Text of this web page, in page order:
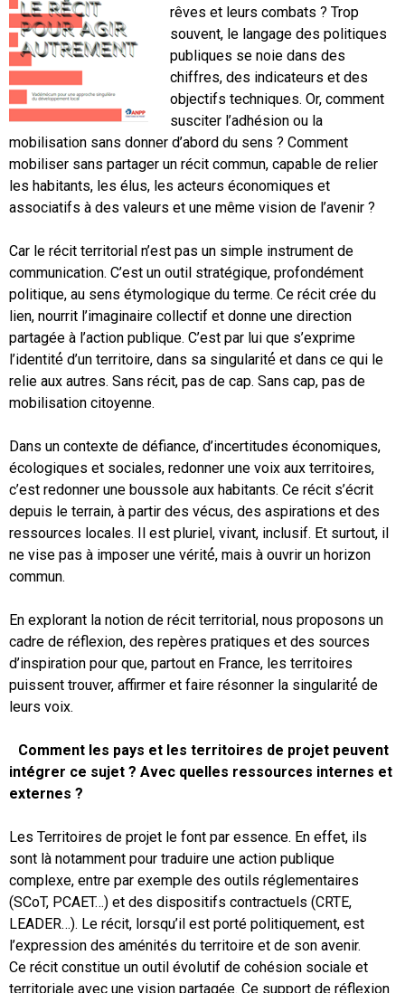
rêves et leurs combats ? Trop
souvent, le langage des politiques
publiques se noie dans des
chiffres, des indicateurs et des
objectifs techniques. Or, comment
susciter l’adhésion ou la
mobilisation sans donner d’abord du sens ? Comment
mobiliser sans partager un récit commun, capable de relier
les habitants, les élus, les acteurs économiques et
associatifs à des valeurs et une même vision de l’avenir ?
Car le récit territorial n’est pas un simple instrument de
communication. C’est un outil stratégique, profondément
politique, au sens étymologique du terme. Ce récit crée du
lien, nourrit l’imaginaire collectif et donne une direction
partagée à l’action publique. C’est par lui que s’exprime
l’identité́ d’un territoire, dans sa singularité́ et dans ce qui le
relie aux autres. Sans récit, pas de cap. Sans cap, pas de
mobilisation citoyenne.
Dans un contexte de défiance, d’incertitudes économiques,
écologiques et sociales, redonner une voix aux territoires,
c’est redonner une boussole aux habitants. Ce récit s’écrit
depuis le terrain, à partir des vécus, des aspirations et des
ressources locales. Il est pluriel, vivant, inclusif. Et surtout, il
ne vise pas à imposer une vérité́, mais à ouvrir un horizon
commun.
En explorant la notion de récit territorial, nous proposons un
cadre de réflexion, des repères pratiques et des sources
d’inspiration pour que, partout en France, les territoires
puissent trouver, affirmer et faire résonner la singularité́ de
leurs voix.
Comment les pays et les territoires de projet peuvent
intégrer ce sujet ? Avec quelles ressources internes et
externes ?
Les Territoires de projet le font par essence. En effet, ils
sont là notamment pour traduire une action publique
complexe, entre par exemple des outils réglementaires
(SCoT, PCAET…) et des dispositifs contractuels (CRTE,
LEADER…). Le récit, lorsqu’il est porté politiquement, est
l’expression des aménités du territoire et de son avenir.
Ce récit constitue un outil évolutif de cohésion sociale et
territoriale avec une vision partagée. Ce support de réflexion